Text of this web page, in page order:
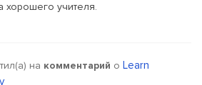
хорошего учителя.
на комментарий о Learn